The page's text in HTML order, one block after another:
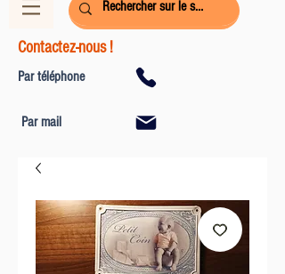
Contactez-nous !
Par téléphone
Par mail